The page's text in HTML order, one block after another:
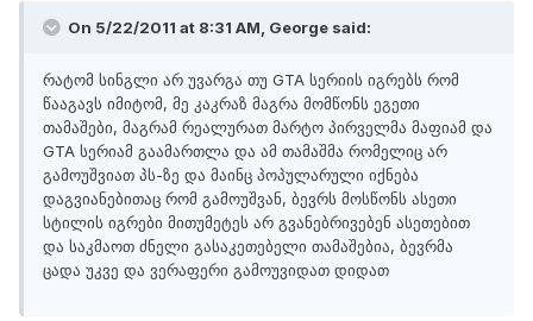
On 5/22/2011 at 8:31 AM, George said:
რატომ სინგლი არ უვარგა თუ GTA სერიის იგრებს რომ
წააგავს იმიტომ, მე კაკრაზ მაგრა მომწონს ეგეთი
თამაშები, მაგრამ რეალურათ მარტო პირველმა მაფიამ და
GTA სერიამ გაამართლა და ამ თამაშმა რომელიც არ
გამოუშვიათ პს-ზე და მაინც პოპულარული იქნება
დაგვიანებითაც რომ გამოუშვან, ბევრს მოსწონს ასეთი
სტილის იგრები მითუმეტეს არ გვანებრივებენ ასეთებით
და საკმაოთ ძნელი გასაკეთებელი თამაშებია, ბევრმა
ცადა უკვე და ვერაფერი გამოუვიდათ დიდათ